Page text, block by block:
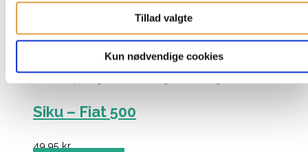
Tillad valgte
Kun nødvendige cookies
Tilføj til kurv
Siku – Fiat 500
49,95kr.